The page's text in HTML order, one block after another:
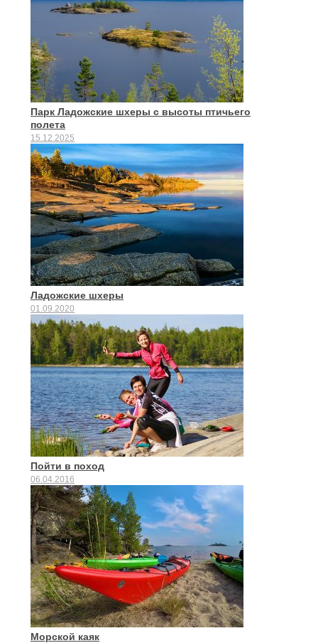
Парк Ладожские шхеры с высоты птичьего
полета
15.12.2025
Ладожские шхеры
01.09.2020
Пойти в поход
06.04.2016
Морской каяк